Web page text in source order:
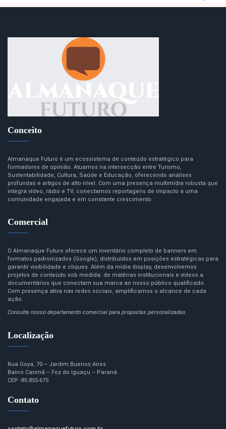
Conceito
Almanaque Futuro é um ecossistema de conteúdo estratégico para
formadores de opinião. Atuamos na intersecção entre Turismo,
Sustentabilidade, Cultura, Saúde e Educação, oferecendo análises
profundas e artigos de alto nível. Com uma presença multimídia robusta que
integra vídeo, rádio e TV, conectamos reportagens de impacto a uma
comunidade engajada e em constante crescimento.
Comercial
O Almanaque Futuro oferece um inventário completo de banners em
formatos padronizados (Google), distribuídos em posições estratégicas para
garantir visibilidade e cliques. Além da mídia display, desenvolvemos
projetos de conteúdo sob medida: de matérias institucionais e vídeos a
documentários que conectam sua marca ao nosso público qualificado.
Com presença ativa nas redes sociais, amplificamos o alcance de cada
ação.
Consulte nosso departamento comercial para propostas personalizadas.
Localização
Rua Goya, 70 – Jardim Buenos Aires
Bairro Carimã – Foz do Iguaçu – Paraná
CEP -85.855-675
Contato